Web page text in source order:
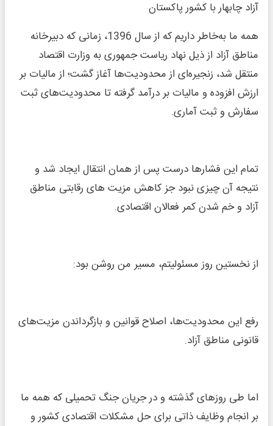
آزاد چابهار با کشور پاکستان
همه ما به‌خاطر داریم که از سال 1396، زمانی که دبیرخانه
مناطق آزاد از ذیل نهاد ریاست جمهوری به وزارت اقتصاد
منتقل شد، زنجیره‌ای از محدودیت‌ها آغاز گشت؛ از مالیات بر
ارزش افزوده و مالیات بر درآمد گرفته تا محدودیت‌های ثبت
سفارش و ثبت آماری.
تمام این فشارها درست پس از همان انتقال ایجاد شد و
نتیجه آن چیزی نبود جز کاهش مزیت های رقابتی مناطق
آزاد و خم شدن کمر فعالان اقتصادی.
از نخستین روز مسئولیتم، مسیر من روشن بود:
رفع این محدودیت‌ها، اصلاح قوانین و بازگرداندن مزیت‌های
قانونی مناطق آزاد.
اما طی روزهای گذشته و در جریان جنگ تحمیلی که همه ما
بر انجام وظایف ذاتی برای حل مشکلات اقتصادی کشور و